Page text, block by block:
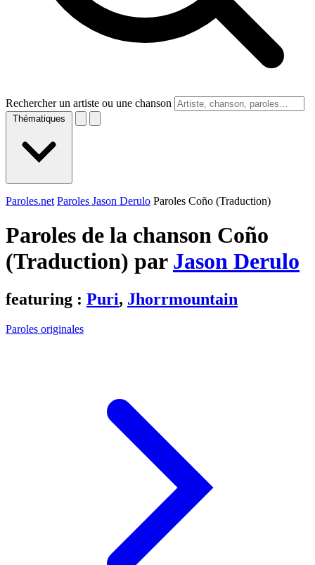
Rechercher un artiste ou une chanson
Thématiques
Paroles.net Paroles Jason Derulo Paroles Coño (Traduction)
Paroles de la chanson Coño
(Traduction) par Jason Derulo
featuring : Puri, Jhorrmountain
Paroles originales